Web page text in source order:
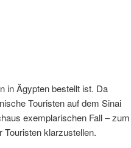
in Ägypten bestellt ist. Da
Touristen auf dem Sinai
exemplarischen Fall – zum
klarzustellen.